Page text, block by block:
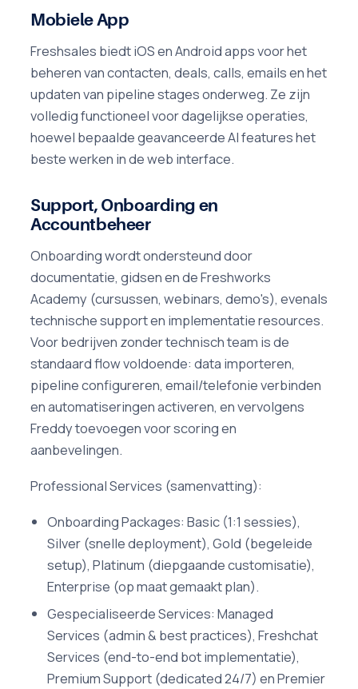
Mobiele App
Freshsales biedt iOS en Android apps voor het
beheren van contacten, deals, calls, emails en het
updaten van pipeline stages onderweg. Ze zijn
volledig functioneel voor dagelijkse operaties,
hoewel bepaalde geavanceerde AI features het
beste werken in de web interface.
Support, Onboarding en
Accountbeheer
Onboarding wordt ondersteund door
documentatie, gidsen en de Freshworks
Academy (cursussen, webinars, demo's), evenals
technische support en implementatie resources.
Voor bedrijven zonder technisch team is de
standaard flow voldoende: data importeren,
pipeline configureren, email/telefonie verbinden
en automatiseringen activeren, en vervolgens
Freddy toevoegen voor scoring en
aanbevelingen.
Professional Services (samenvatting):
Onboarding Packages: Basic (1:1 sessies),
Silver (snelle deployment), Gold (begeleide
setup), Platinum (diepgaande customisatie),
Enterprise (op maat gemaakt plan).
Gespecialiseerde Services: Managed
Services (admin & best practices), Freshchat
Services (end-to-end bot implementatie),
Premium Support (dedicated 24/7) en Premier